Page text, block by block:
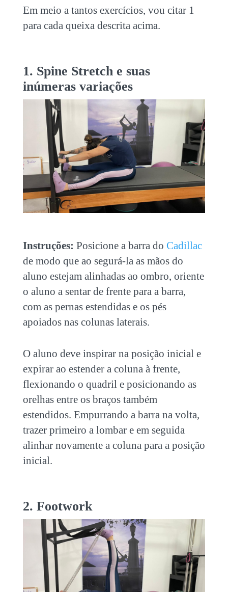
Em meio a tantos exercícios, vou citar 1
para cada queixa descrita acima.
1. Spine Stretch e suas
inúmeras variações
Instruções: Posicione a barra do Cadillac
de modo que ao segurá-la as mãos do
aluno estejam alinhadas ao ombro, oriente
o aluno a sentar de frente para a barra,
com as pernas estendidas e os pés
apoiados nas colunas laterais.
O aluno deve inspirar na posição inicial e
expirar ao estender a coluna à frente,
flexionando o quadril e posicionando as
orelhas entre os braços também
estendidos. Empurrando a barra na volta,
trazer primeiro a lombar e em seguida
alinhar novamente a coluna para a posição
inicial.
2. Footwork